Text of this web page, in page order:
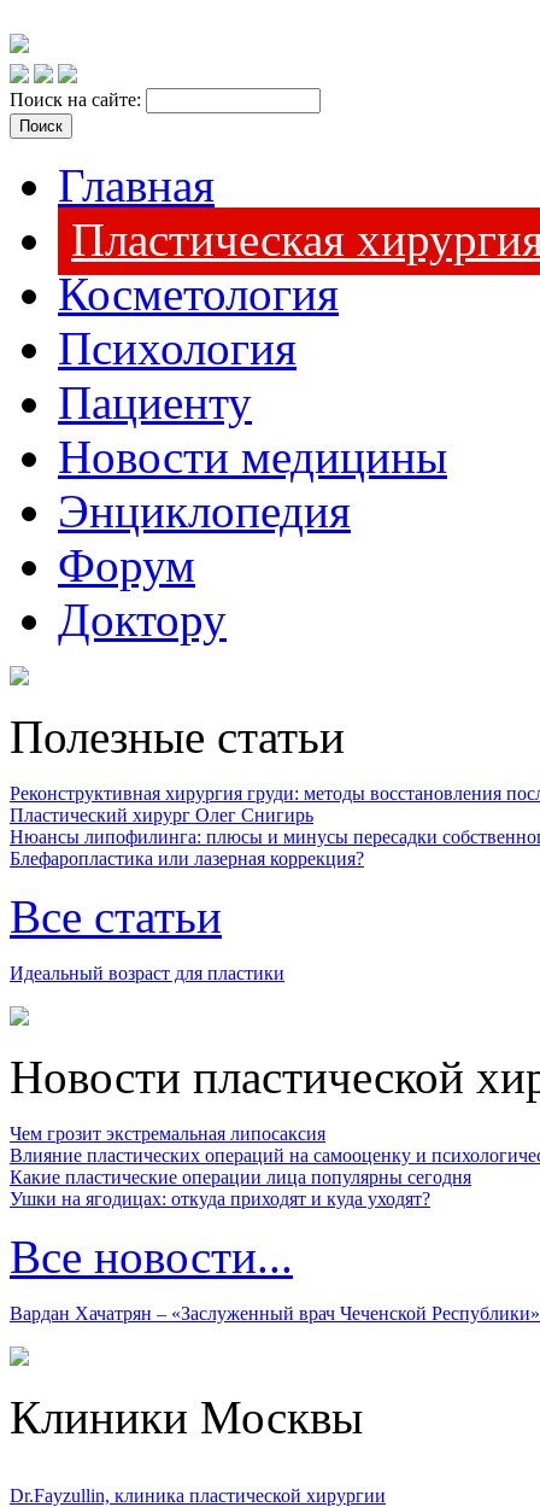
Поиск на сайте:
Главная
Пластическая
Косметология
Психология
Пациенту
Новости медицины
Энциклопедия
Форум
Доктору
Полезные статьи
Реконструктивная хирургия груди: методы восстановления
Пластический хирург Олег Снигирь
Нюансы липофилинга: плюсы и минусы пересадки
Блефаропластика или лазерная коррекция?
Все статьи
Идеальный возраст для пластики
Новости пластической
Чем грозит экстремальная липосаксия
Влияние пластических операций на самооценку и
Какие пластические операции лица популярны сегодня
Ушки на ягодицах: откуда приходят и куда уходят?
Все новости...
Вардан Хачатрян – «Заслуженный врач Чеченской Республики»
Клиники Москвы
Dr.Fayzullin, клиника пластической хирургии